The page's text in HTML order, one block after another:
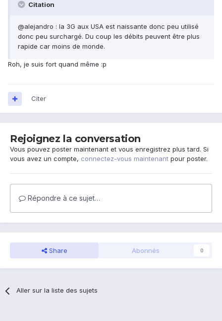
Citation
@alejandro : la 3G aux USA est naissante donc peu utilisé
donc peu surchargé. Du coup les débits peuvent être plus
rapide car moins de monde.
Roh, je suis fort quand même :p
Citer
Rejoignez la conversation
Vous pouvez poster maintenant et vous enregistrez plus tard. Si
vous avez un compte, connectez-vous maintenant pour poster.
Répondre à ce sujet…
Share Abonnés 0
Aller sur la liste des sujets